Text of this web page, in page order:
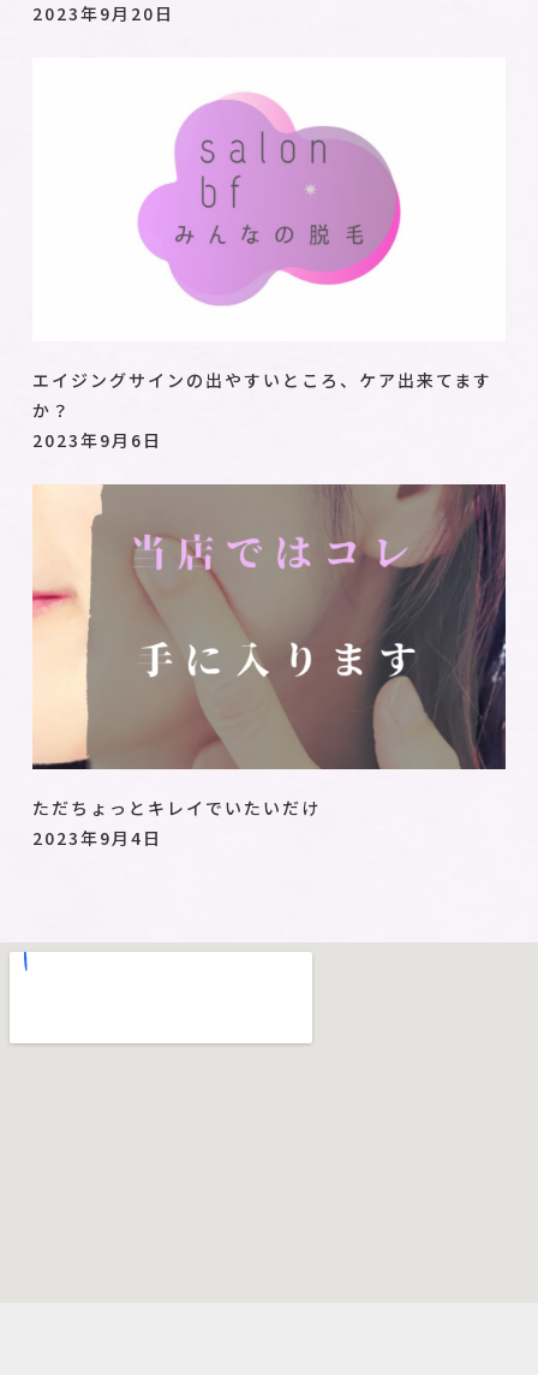
2023年9月20日
エイジングサインの出やすいところ、ケア出来てます
か？
2023年9月6日
ただちょっとキレイでいたいだけ
2023年9月4日